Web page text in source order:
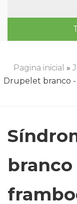
Pagina inicial »
Drupelet branco -
branco